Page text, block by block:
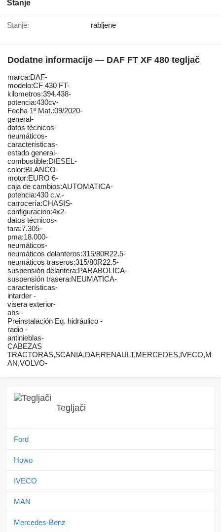
Stanje
Stanje: rabljene
Dodatne informacije — DAF FT XF 480 tegljač
marca:DAF-
modelo:CF 430 FT-
kilometros:394.438-
potencia:430cv-
Fecha 1º Mat.:09/2020-
general-
datos técnicos-
neumáticos-
características-
estado general-
combustible:DIESEL-
color:BLANCO-
motor:EURO 6-
caja de cambios:AUTOMATICA-
potencia:430 c.v.-
carrocería:CHASIS-
configuracion:4x2-
datos técnicos-
tara:7.305-
pma:18.000-
neumáticos-
neumáticos delanteros:315/80R22.5-
neumáticos traseros:315/80R22.5-
suspensión delantera:PARABOLICA-
suspensión trasera:NEUMATICA-
características-
intarder -
visera exterior-
abs -
Preinstalación Eq. hidráulico -
radio -
antinieblas-
CABEZAS
TRACTORAS,SCANIA,DAF,RENAULT,MERCEDES,IVECO,M
AN,VOLVO-
Tegljači
Ford
Howo
IVECO
MAN
Mercedes-Benz